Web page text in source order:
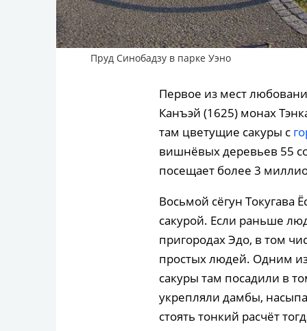
Пруд Синобадзу в парке Уэно
Первое из мест
Канъэй (1625) монах
там цветущие сакуры с
вишнёвых деревьев 55
посещает более 3
Восьмой сёгун Токугава
сакурой. Если раньше
пригородах Эдо, в том
простых людей. Одним из
сакуры там посадили в
укрепляли дамбы,
стоять тонкий расчёт